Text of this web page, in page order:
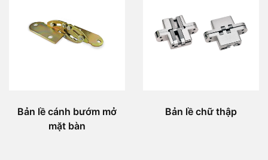
Bản lề cánh bướm mở
mặt bàn
Bản lề chữ thập